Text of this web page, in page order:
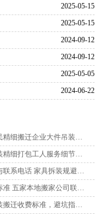
2025-05-15
2025-05-15
2024-09-12
2024-09-12
2025-05-05
2024-06-22